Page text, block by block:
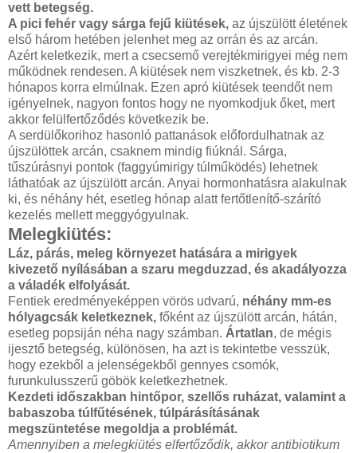
vett betegség.
A pici fehér vagy sárga fejű kiütések, az újszülött életének
első három hetében jelenhet meg az orrán és az arcán.
Azért keletkezik, mert a csecsemő verejtékmirigyei még nem
működnek rendesen. A kiütések nem viszketnek, és kb. 2-3
hónapos korra elmúlnak. Ezen apró kiütések teendőt nem
igényelnek, nagyon fontos hogy ne nyomkodjuk őket, mert
akkor felülfertőződés következik be.
A serdülőkorihoz hasonló pattanások előfordulhatnak az
újszülöttek arcán, csaknem mindig fiúknál. Sárga,
tűszúrásnyi pontok (faggyúmirigy túlműködés) lehetnek
láthatóak az újszülött arcán. Anyai hormonhatásra alakulnak
ki, és néhány hét, esetleg hónap alatt fertőtlenítő-szárító
kezelés mellett meggyógyulnak.
Melegkiütés:
Láz, párás, meleg környezet hatására a mirigyek
kivezető nyílásában a szaru megduzzad, és akadályozza
a váladék elfolyását.
Fentiek eredményeképpen vörös udvarú, néhány mm-es
hólyagcsák keletkeznek, főként az újszülött arcán, hátán,
esetleg popsiján néha nagy számban. Ártatlan, de mégis
ijesztő betegség, különösen, ha azt is tekintetbe vesszük,
hogy ezekből a jelenségekből gennyes csomók,
furunkulusszerű göbök keletkezhetnek.
Kezdeti időszakban hintőpor, szellős ruházat, valamint a
babaszoba túlfűtésének, túlpárásításának
megszüntetése megoldja a problémát.
Amennyiben a melegkiütés elfertőződik, akkor antibiotikum